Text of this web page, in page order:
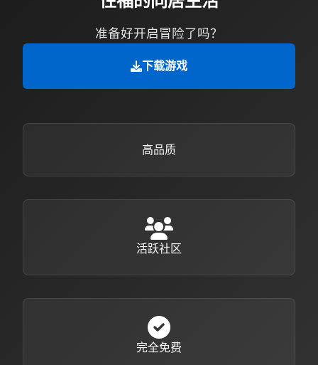
准备好开启冒险了吗？
下载游戏
高品质
活跃社区
完全免费